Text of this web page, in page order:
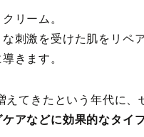
リーム。
刺激を受けた肌をリペ
きます。
てきたという年代に、
アなどに効果的なタイ